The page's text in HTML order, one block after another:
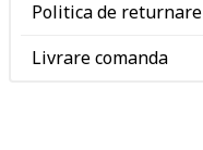
Politica de returnare
Livrare comanda